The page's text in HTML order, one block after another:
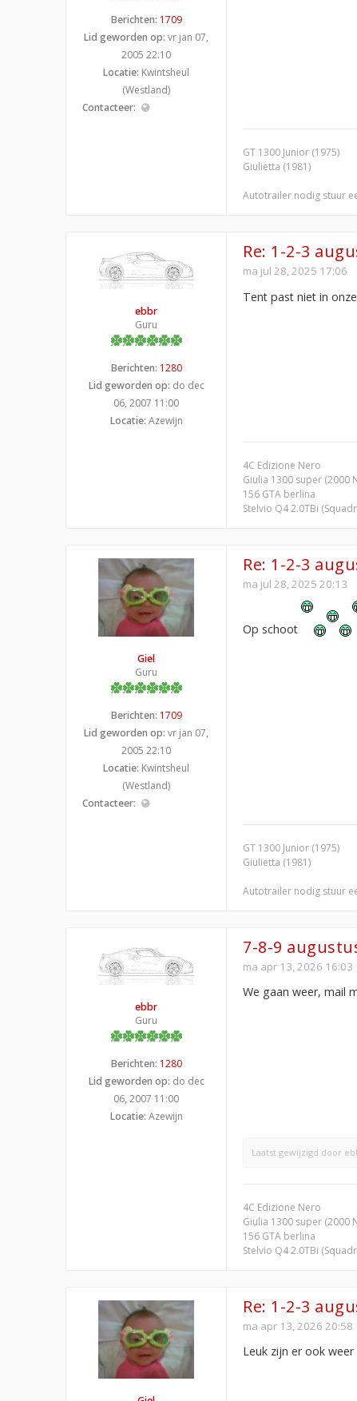
Berichten: 1709
Lid geworden op: vr jan 07,
2005 22:10
Locatie: Kwintsheul
(Westland)
Contacteer:
GT 1300 Junior (1975)
Giulietta (1981)
Autotrailer nodig stuur
ebbr
Guru
Berichten: 1280
Lid geworden op: do dec
06, 2007 11:00
Locatie: Azewijn
Re: 1-2-3
ma jul 28, 2025 17:06
Tent past niet in
4C Edizione Nero
Giulia 1300 super (2000
156 GTA berlina
Stelvio Q4 2.0TBi
Giel
Guru
Berichten: 1709
Lid geworden op: vr jan 07,
2005 22:10
Locatie: Kwintsheul
(Westland)
Contacteer:
Re: 1-2-3
ma jul 28, 2025 20:13
Op schoot
GT 1300 Junior (1975)
Giulietta (1981)
Autotrailer nodig stuur
ebbr
Guru
Berichten: 1280
Lid geworden op: do dec
06, 2007 11:00
Locatie: Azewijn
7-8-9
ma apr 13, 2026 16:03
We gaan weer, mail
Laatst gewijzigd door
4C Edizione Nero
Giulia 1300 super (2000
156 GTA berlina
Stelvio Q4 2.0TBi
Re: 1-2-3
ma apr 13, 2026 20:58
Leuk zijn er ook weer